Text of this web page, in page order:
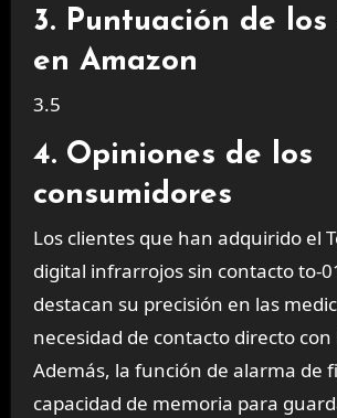
3. Puntuación de
en Amazon
3.5
4. Opiniones de los
consumidores
Los clientes que han adquirido el
digital infrarrojos sin contacto to-
destacan su precisión en las
necesidad de contacto directo con
Además, la función de alarma de
capacidad de memoria para